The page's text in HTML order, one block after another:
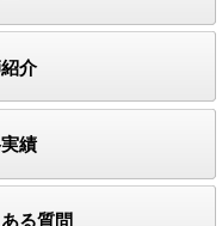
介
績
る質問